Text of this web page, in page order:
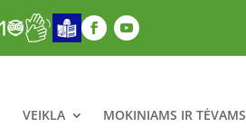
VEIKLA MOKINIAMS IR TĖVAMS